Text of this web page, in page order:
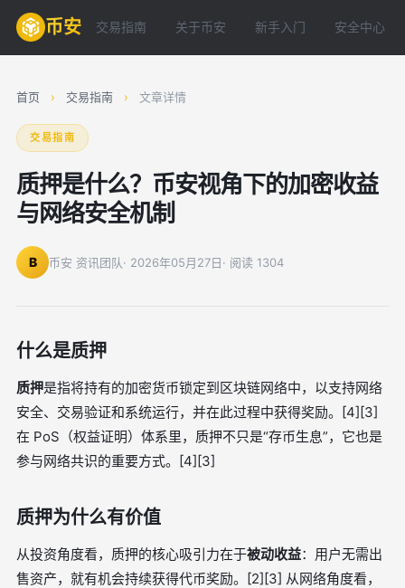
币安 交易指南 关于币安 新手入门 安全中心
首页 › 交易指南 › 文章详情
交易指南
质押是什么？币安视角下的加密收益
与网络安全机制
B 币安 资讯团队· 2026年05月27日· 阅读 1304
什么是质押
质押是指将持有的加密货币锁定到区块链网络中，以支持网络
安全、交易验证和系统运行，并在此过程中获得奖励。[4][3]
在 PoS（权益证明）体系里，质押不只是“存币生息”，它也是
参与网络共识的重要方式。[4][3]
质押为什么有价值
从投资角度看，质押的核心吸引力在于被动收益：用户无需出
售资产，就有机会持续获得代币奖励。[2][3] 从网络角度看，